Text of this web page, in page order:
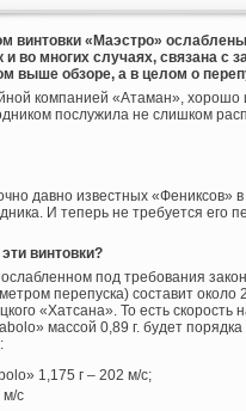
винтовки «Маэстро»
во многих случаях, связана с
выше обзоре, а в целом о
компанией «Атаман»,
послужила не слишком
давно известных «Фениксов»
И теперь не требуется его
винтовки?
под требования
перепуска) составит
«Хатсана». То есть скорость
массой 0,89 г. будет
1,175 г – 202 м/с;
м/с